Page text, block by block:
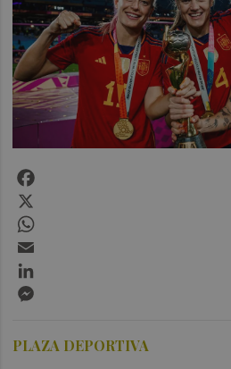
PLAZA DEPORTIVA